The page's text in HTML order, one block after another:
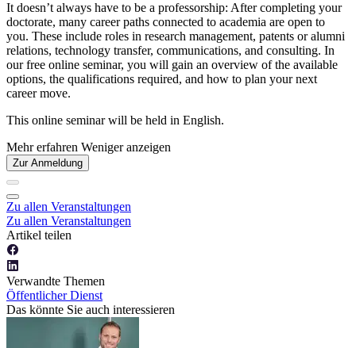
It doesn’t always have to be a professorship: After completing your
doctorate, many career paths connected to academia are open to
you. These include roles in research management, patents or alumni
relations, technology transfer, communications, and consulting. In
our free online seminar, you will gain an overview of the available
options, the qualifications required, and how to plan your next
career move.
This online seminar will be held in English.
Mehr erfahren Weniger anzeigen
Zur Anmeldung
Zu allen Veranstaltungen
Zu allen Veranstaltungen
Artikel teilen
Verwandte Themen
Öffentlicher Dienst
Das könnte Sie auch interessieren